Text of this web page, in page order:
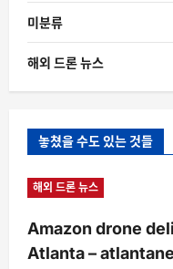
미분류
해외 드론 뉴스
놓쳤을 수도 있는 것들
해외 드론 뉴스
Amazon drone
Atlanta –